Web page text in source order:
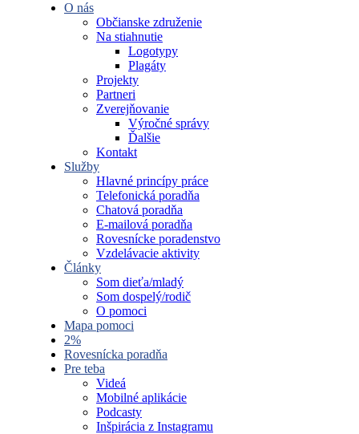
O nás
Občianske združenie
Na stiahnutie
Logotypy
Plagáty
Projekty
Partneri
Zverejňovanie
Výročné správy
Ďalšie
Kontakt
Služby
Hlavné princípy práce
Telefonická poradňa
Chatová poradňa
E-mailová poradňa
Rovesnícke poradenstvo
Vzdelávacie aktivity
Články
Som dieťa/mladý
Som dospelý/rodič
O pomoci
Mapa pomoci
2%
Rovesnícka poradňa
Pre teba
Videá
Mobilné aplikácie
Podcasty
Inšpirácia z Instagramu